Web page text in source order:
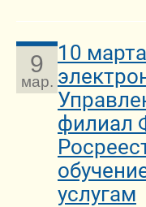
9
мар.
10
филиал
услугам